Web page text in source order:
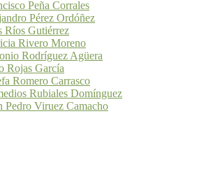
Peña Corrales
Pérez Ordóñez
Ríos Gutiérrez
Rivero Moreno
Rodríguez Agüera
Rojas García
Romero Carrasco
Rubiales Domínguez
Pedro Viruez Camacho